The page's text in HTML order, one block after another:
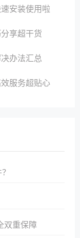
安装使用啦
享超干货
办法汇总
服务超贴心
双重保障